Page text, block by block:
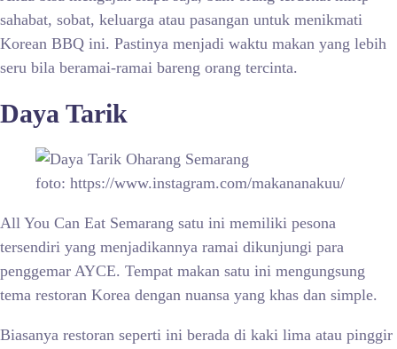
sahabat, sobat, keluarga atau pasangan untuk menikmati
Korean BBQ ini. Pastinya menjadi waktu makan yang lebih
seru bila beramai-ramai bareng orang tercinta.
Daya Tarik
foto: https://www.instagram.com/makananakuu/
All You Can Eat Semarang satu ini memiliki pesona
tersendiri yang menjadikannya ramai dikunjungi para
penggemar AYCE. Tempat makan satu ini mengungsung
tema restoran Korea dengan nuansa yang khas dan simple.
Biasanya restoran seperti ini berada di kaki lima atau pinggir